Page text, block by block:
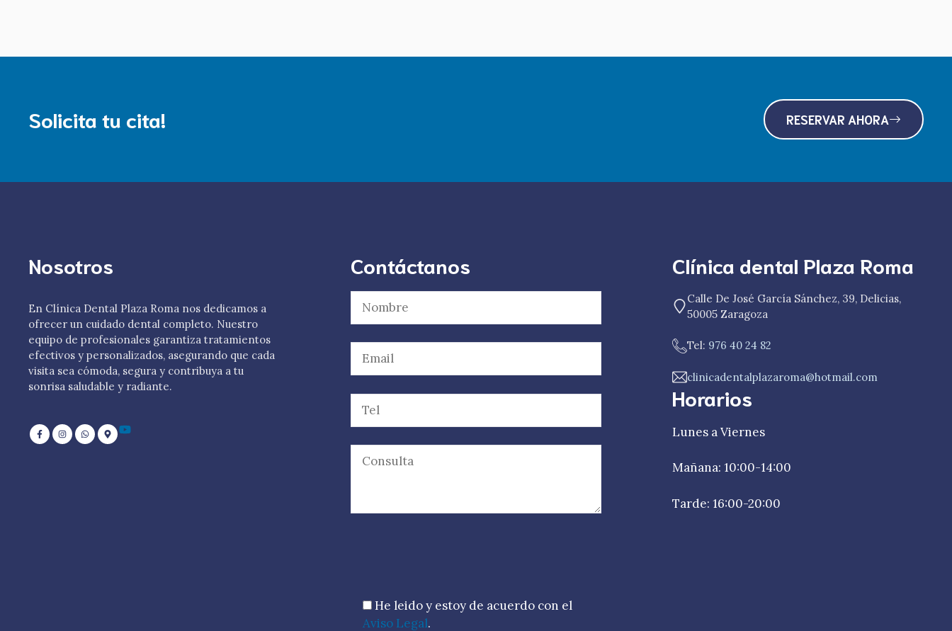
Solicita tu cita! RESERVAR AHORA
Nosotros
En Clínica Dental Plaza Roma nos dedicamos a
ofrecer un cuidado dental completo. Nuestro
equipo de profesionales garantiza tratamientos
efectivos y personalizados, asegurando que cada
visita sea cómoda, segura y contribuya a tu
sonrisa saludable y radiante.
Contáctanos
He leido y estoy de acuerdo con el
Aviso Legal.
Clínica dental Plaza Roma
Calle De José García Sánchez, 39, Delicias,
50005 Zaragoza
Tel: 976 40 24 82
clinicadentalplazaroma@hotmail.com
Horarios
Lunes a Viernes
Mañana: 10:00-14:00
Tarde: 16:00-20:00